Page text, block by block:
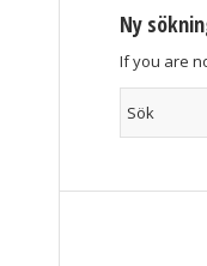
Ny
If you are